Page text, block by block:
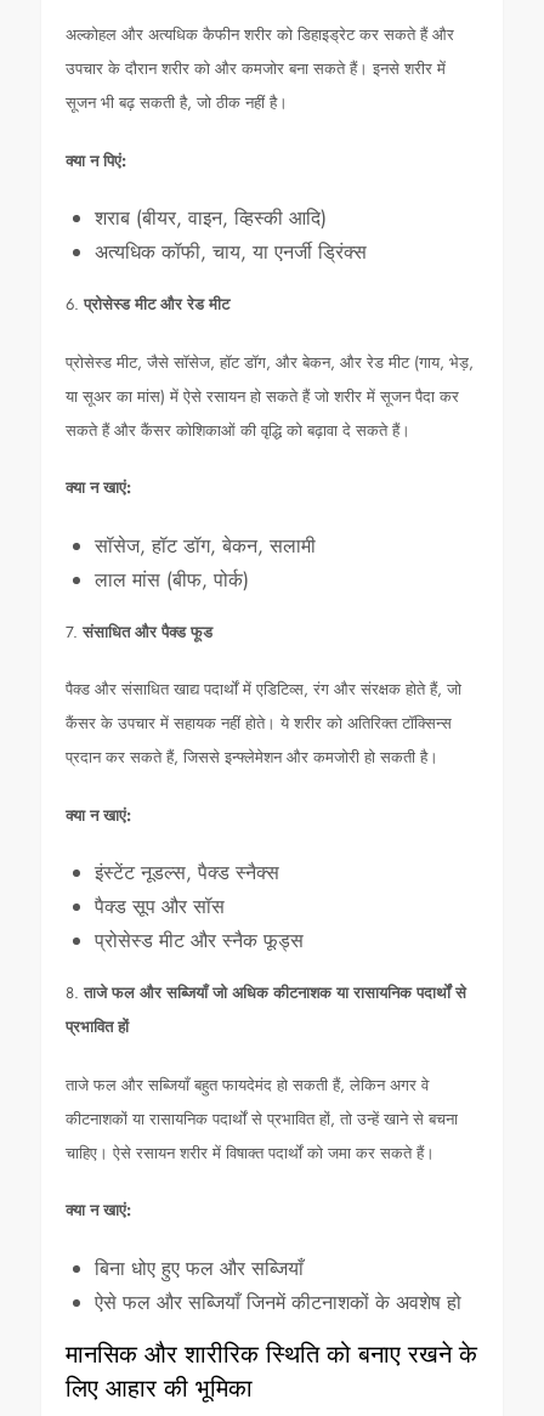
अल्कोहल और अत्यधिक कैफीन शरीर को डिहाइड्रेट कर सकते हैं और
उपचार के दौरान शरीर को और कमजोर बना सकते हैं। इनसे शरीर में
सूजन भी बढ़ सकती है, जो ठीक नहीं है।
क्या न पिएं:
शराब (बीयर, वाइन, व्हिस्की आदि)
अत्यधिक कॉफी, चाय, या एनर्जी ड्रिंक्स
6.प्रोसेस्ड मीट और रेड मीट
प्रोसेस्ड मीट, जैसे सॉसेज, हॉट डॉग, और बेकन, और रेड मीट (गाय, भेड़,
या सूअर का मांस) में ऐसे रसायन हो सकते हैं जो शरीर में सूजन पैदा कर
सकते हैं और कैंसर कोशिकाओं की वृद्धि को बढ़ावा दे सकते हैं।
क्या न खाएं:
सॉसेज, हॉट डॉग, बेकन, सलामी
लाल मांस (बीफ, पोर्क)
7. संसाधित और पैक्ड फूड
पैक्ड और संसाधित खाद्य पदार्थों में एडिटिव्स, रंग और संरक्षक होते हैं, जो
कैंसर के उपचार में सहायक नहीं होते। ये शरीर को अतिरिक्त टॉक्सिन्स
प्रदान कर सकते हैं, जिससे इन्फ्लेमेशन और कमजोरी हो सकती है।
क्या न खाएं:
इंस्टेंट नूडल्स, पैक्ड स्नैक्स
पैक्ड सूप और सॉस
प्रोसेस्ड मीट और स्नैक फूड्स
8.ताजे फल और सब्जियाँ जो अधिक कीटनाशक या रासायनिक पदार्थों से
प्रभावित हों
ताजे फल और सब्जियाँ बहुत फायदेमंद हो सकती हैं, लेकिन अगर वे
कीटनाशकों या रासायनिक पदार्थों से प्रभावित हों, तो उन्हें खाने से बचना
चाहिए। ऐसे रसायन शरीर में विषाक्त पदार्थों को जमा कर सकते हैं।
क्या न खाएं:
बिना धोए हुए फल और सब्जियाँ
ऐसे फल और सब्जियाँ जिनमें कीटनाशकों के अवशेष हो
मानसिक और शारीरिक स्थिति को बनाए रखने के
लिए आहार की भूमिका